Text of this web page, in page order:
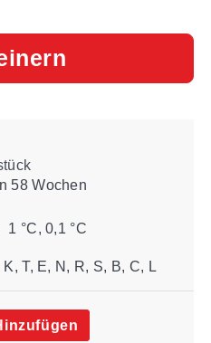
58 Wochen
1 °C, 0,1 °C
K, T, E, N, R, S, B, C, L